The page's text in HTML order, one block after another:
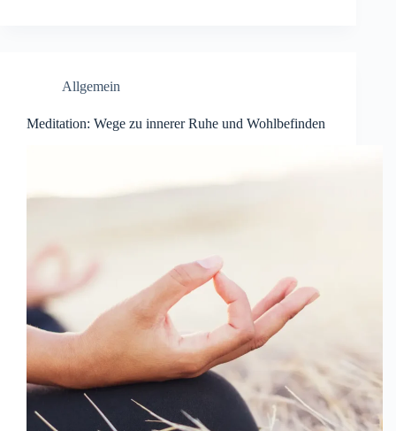
Allgemein
Meditation: Wege zu innerer Ruhe und Wohlbefinden